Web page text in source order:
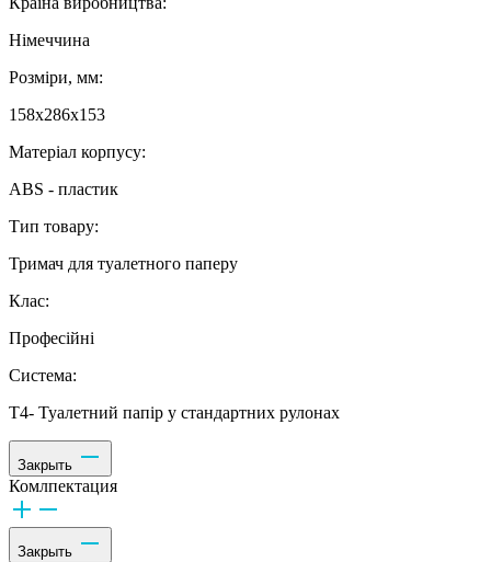
Німеччина
Розміри, мм:
158х286х153
Матеріал корпусу:
ABS - пластик
Тип товару:
Тримач для туалетного паперу
Клас:
Професійні
Система:
Т4- Туалетний папір у стандартних рулонах
Закрыть
Комлпектация
Закрыть